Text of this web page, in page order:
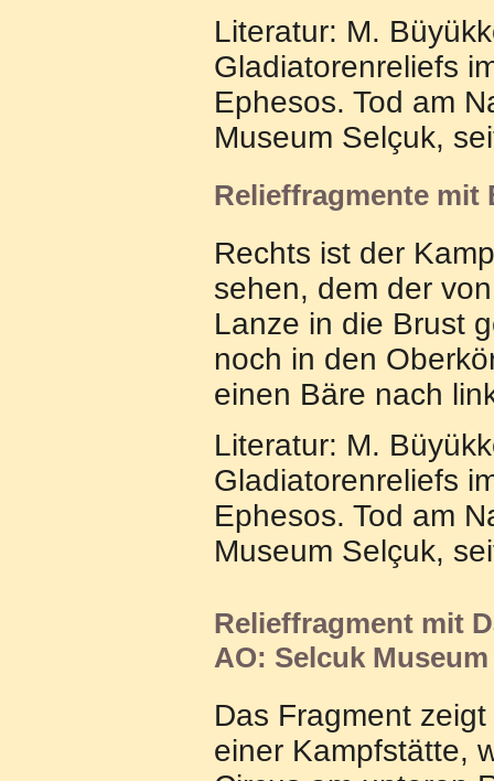
Literatur: M.
Gladiatorenreliefs
Ephesos. Tod am
Museum Selçuk,
Relieffragmente mit
Rechts ist der
sehen, dem der
Lanze in die Brust
noch in den
einen Bäre nach
Literatur: M.
Gladiatorenreliefs
Ephesos. Tod am
Museum Selçuk,
Relieffragment mit
AO: Selcuk Museum
Das Fragment
einer Kampfstätte,